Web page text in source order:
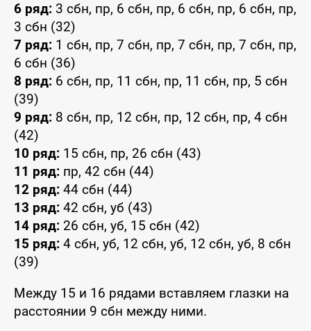
6 ряд: 3 сбн, пр, 6 сбн, пр, 6 сбн, пр, 6 сбн, пр,
3 сбн (32)
7 ряд: 1 сбн, пр, 7 сбн, пр, 7 сбн, пр, 7 сбн, пр,
6 сбн (36)
8 ряд: 6 сбн, пр, 11 сбн, пр, 11 сбн, пр, 5 сбн
(39)
9 ряд: 8 сбн, пр, 12 сбн, пр, 12 сбн, пр, 4 сбн
(42)
10 ряд: 15 сбн, пр, 26 сбн (43)
11 ряд: пр, 42 сбн (44)
12 ряд: 44 сбн (44)
13 ряд: 42 сбн, уб (43)
14 ряд: 26 сбн, уб, 15 сбн (42)
15 ряд: 4 сбн, уб, 12 сбн, уб, 12 сбн, уб, 8 сбн
(39)
Между 15 и 16 рядами вставляем глазки на
расстоянии 9 сбн между ними.